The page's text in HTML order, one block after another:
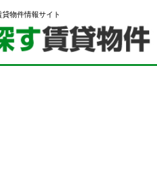
物件情報サイト